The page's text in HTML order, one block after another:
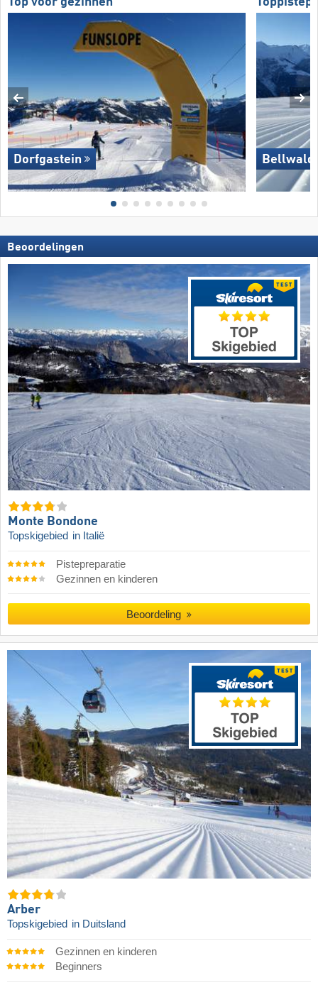
Dorfgastein Bellwald
Beoordelingen
Monte Bondone
Topskigebied in Italië
Pistepreparatie
Gezinnen en kinderen
Beoordeling
Arber
Topskigebied in Duitsland
Gezinnen en kinderen
Beginners